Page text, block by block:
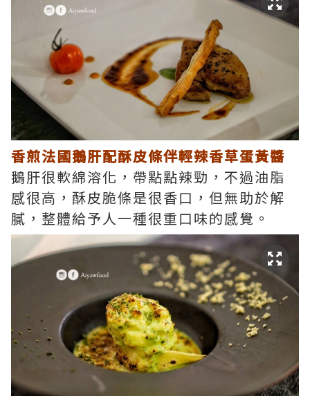
香煎法國鵝肝配酥皮條伴輕辣香草蛋黃醬
鵝肝很軟綿溶化，帶點點辣勁，不過油脂
感很高，酥皮脆條是很香口，但無助於解
膩，整體給予人一種很重口味的感覺。